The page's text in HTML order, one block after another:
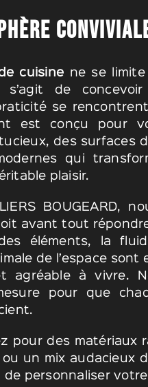
cuisine ne se
de
se
est conçu pour
des surfaces
qui
plaisir.
BOUGEARD,
avant tout
des éléments, la
de l’espace
agréable à vivre.
pour que
pour des matériaux
ou un mix audacieux
personnaliser